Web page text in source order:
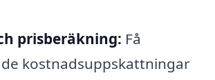
prisberäkning: Få
kostnadsuppskattningar